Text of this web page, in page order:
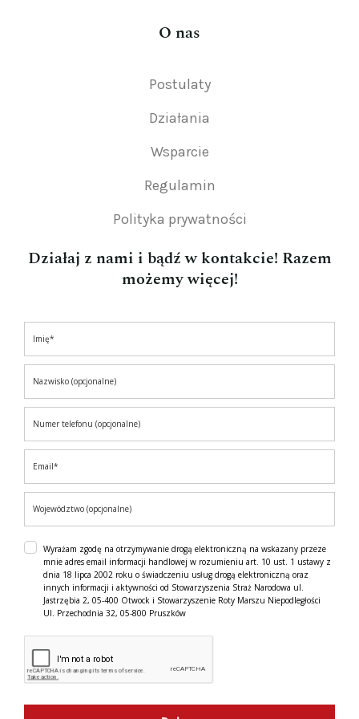
O nas
Postulaty
Działania
Wsparcie
Regulamin
Polityka prywatności
Działaj z nami i bądź w kontakcie! Razem
możemy więcej!
Wyrażam zgodę na otrzymywanie drogą elektroniczną na wskazany przeze
mnie adres email informacji handlowej w rozumieniu art. 10 ust. 1 ustawy z
dnia 18 lipca 2002 roku o świadczeniu usług drogą elektroniczną oraz
innych informacji i aktywności od Stowarzyszenia Straż Narodowa ul.
Jastrzębia 2, 05-400 Otwock i Stowarzyszenie Roty Marszu Niepodległości
Ul. Przechodnia 32, 05-800 Pruszków